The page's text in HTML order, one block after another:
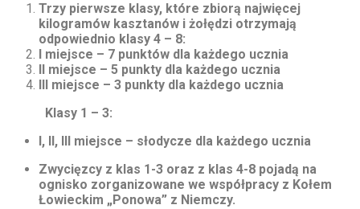
Trzy pierwsze klasy, które zbiorą najwięcej
kilogramów kasztanów i żołędzi otrzymają
odpowiednio klasy 4 – 8:
I miejsce – 7 punktów dla każdego ucznia
II miejsce – 5 punkty dla każdego ucznia
III miejsce – 3 punkty dla każdego ucznia
Klasy 1 – 3:
I, II, III miejsce – słodycze dla każdego ucznia
Zwycięzcy z klas 1-3 oraz z klas 4-8 pojadą na
ognisko zorganizowane we współpracy z Kołem
Łowieckim „Ponowa” z Niemczy.